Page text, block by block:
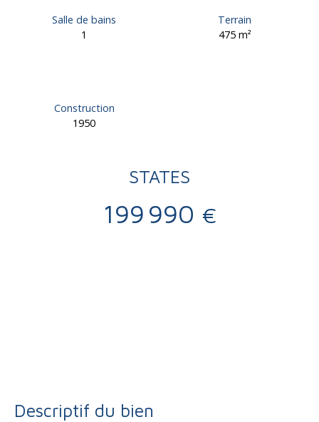
Salle de bains
1
Terrain
475 m²
Construction
1950
STATES
199 990 €
Descriptif du bien